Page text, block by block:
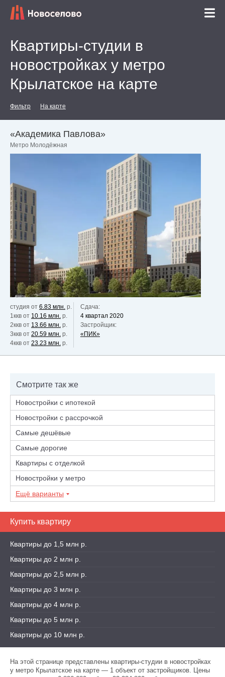
Квартиры-студии в
новостройках у метро
Крылатское на карте
Фильтр На карте
«Академика Павлова»
Метро Молодёжная
студия от 6.83 млн. р.
1ккв от 10.16 млн. р.
2ккв от 13.66 млн. р.
3ккв от 20.59 млн. р.
4ккв от 23.23 млн. р.
Сдача:
4 квартал 2020
Застройщик:
«ПИК»
Смотрите так же
Новостройки с ипотекой
Новостройки с рассрочкой
Самые дешёвые
Самые дорогие
Квартиры с отделкой
Новостройки у метро
Ещё варианты
Купить квартиру
Квартиры до 1,5 млн р.
Квартиры до 2 млн р.
Квартиры до 2,5 млн р.
Квартиры до 3 млн р.
Квартиры до 4 млн р.
Квартиры до 5 млн р.
Квартиры до 10 млн р.
На этой странице представлены квартиры-студии в новостройках
у метро Крылатское на карте — 1 объект от застройщиков. Цены